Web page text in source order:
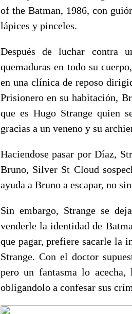
of the Batman, 1986, con
lápices y pinceles.
Después de luchar contra
quemaduras en todo su
en una clínica de reposo
Prisionero en su habitación,
que es Hugo Strange quien
gracias a un veneno y su
Haciendose pasar por Díaz,
Bruno, Silver St Cloud
ayuda a Bruno a escapar, no
Sin embargo, Strange se
venderle la identidad de
que pagar, prefiere sacarle la
Strange. Con el doctor
pero un fantasma lo
obligandolo a confesar sus